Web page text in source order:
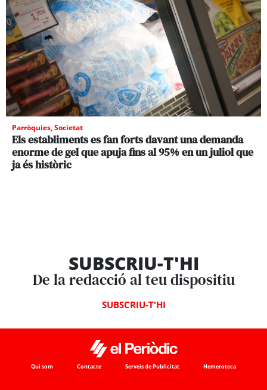
Parròquies,Societat
Els establiments es fan forts davant una demanda
enorme de gel que apuja fins al 95% en un juliol que
ja és històric
SUBSCRIU-T'HI
De la redacció al teu dispositiu
SUBSCRIU-T'HI
Qui som Contacte Serveis de Publicitat Hemeroteca